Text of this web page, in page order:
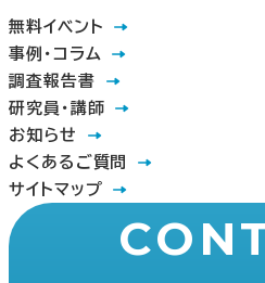
無料イベント
事例・コラム
調査報告書
研究員・講師
お知らせ
よくあるご質問
サイトマップ